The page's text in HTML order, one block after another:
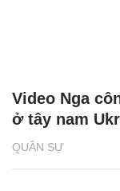
QUÂN SỰ
Video Nga
ở tây nam